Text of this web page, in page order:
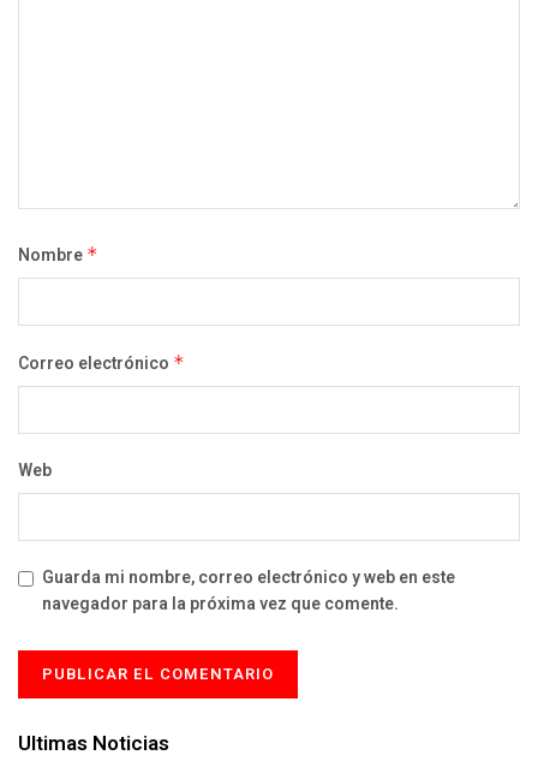
Nombre *
Correo electrónico *
Web
Guarda mi nombre, correo electrónico y web en este
navegador para la próxima vez que comente.
Ultimas Noticias